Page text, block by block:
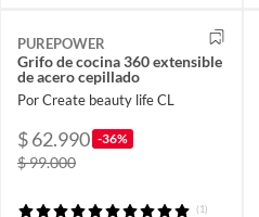
PUREPOWER
Grifo de cocina 360 extensible
de acero cepillado
Por Create beauty life CL
$ 62.990 -36%
$ 99.000
(1)